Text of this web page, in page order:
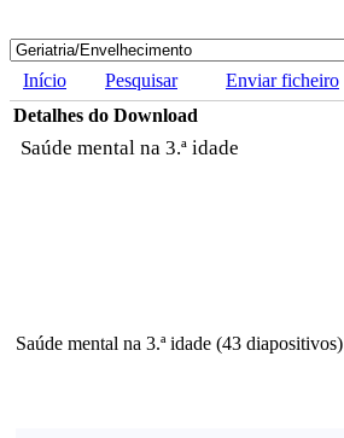
Início Pesquisar Enviar ficheiro
Detalhes do Download
Saúde mental na 3.ª idade
Saúde mental na 3.ª idade (43 diapositivos)